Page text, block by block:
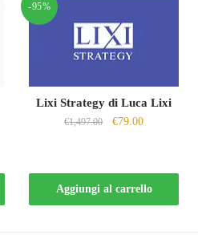
-95%
Lixi Strategy di Luca Lixi
€1,497.00
Il
era:
€1,497.00.
€79.00Il
è:
€79.00.
Aggiungi al carrello